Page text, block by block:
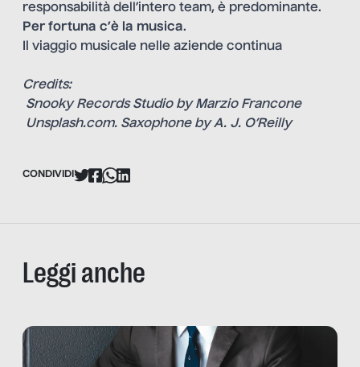
responsabilità dell’intero team, è predominante.
Per fortuna c’è la musica.
Il viaggio musicale nelle aziende continua
Credits:
Snooky Records Studio by Marzio Francone
Unsplash.com. Saxophone by A. J. O’Reilly
CONDIVIDI
Leggi anche